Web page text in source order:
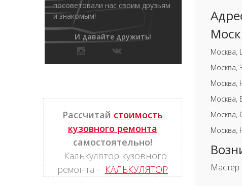
Москва,
Москва,
Москва,
Москва,
Москва,
Москва,
Мастер
посоветовали нас своим друзьям
и знакомым!
И давайте дружить!
Рассчитай стоимость
кузовного ремонта
самостоятельно!
Калькулятор кузовного
ремонта - КАЛЬКУЛЯТОР